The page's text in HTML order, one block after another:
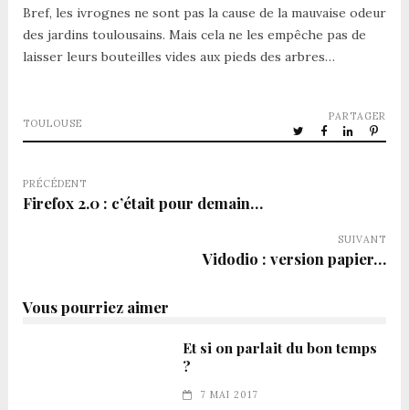
Bref, les ivrognes ne sont pas la cause de la mauvaise odeur
des jardins toulousains. Mais cela ne les empêche pas de
laisser leurs bouteilles vides aux pieds des arbres…
TOULOUSE
PARTAGER
PRÉCÉDENT
Firefox 2.0 : c’était pour demain…
SUIVANT
Vidodio : version papier…
Vous pourriez aimer
Et si on parlait du bon temps
?
7 MAI 2017